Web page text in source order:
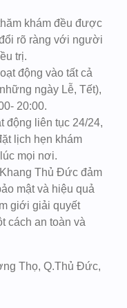
khám đều được
rõ ràng với người
trị.
động vào tất cả
ngày Lễ, Tết),
20:00.
động liên tục 24/24,
lịch hẹn khám
mọi nơi.
Thủ Đức đảm
mật và hiệu quả
giới giải quyết
cách an toàn và
Thọ, Q.Thủ Đức,